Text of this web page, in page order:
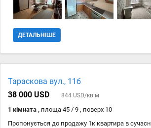
вбудованими меблями та технікою: плита,
та посудомийна машини. #128705; Суміжний
ТБ. #128682; Закрите подвір'я з охороною,
Централізоване опалення та всі міські
ДЕТАЛЬНІШЕ
Тараскова вул., 11б
38 000 USD
844 USD/кв.м
1 кімната , площа 45 / 9 , поверх 10
Пропонується до продажу 1к квартира в